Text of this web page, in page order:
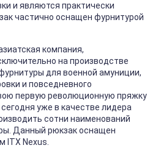
и являются практически
частично оснащен фурнитурой
компания,
на производстве
для военной амуниции,
и повседневного
первую революционную пряжку
сегодня уже в качестве лидера
сотни наименований
Данный рюкзак оснащен
ITX Nexus.